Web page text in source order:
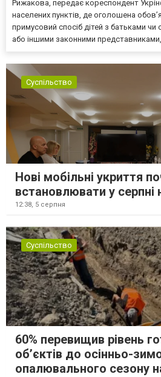
Рижакова, передає кореспондент
населених пунктів, де оголошена
примусовий спосіб дітей з батьками
або іншими законними
Суспільство
Нові мобільні укриття
встановлювати у серпні
12:38, 5 серпня
Суспільство
60% перевищив рівень
об’єктів до осінньо-
опалювального сезону